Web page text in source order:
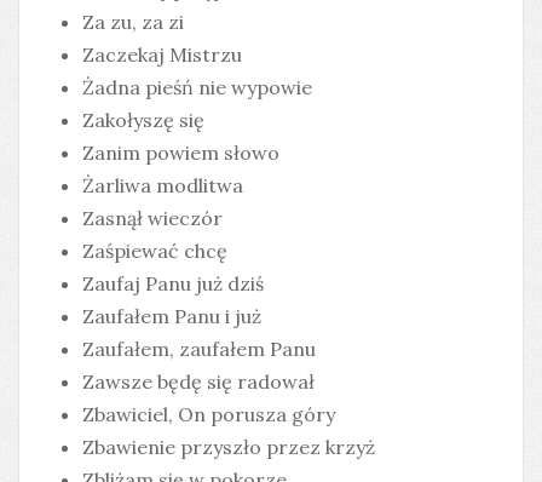
Za zu, za zi
Zaczekaj Mistrzu
Żadna pieśń nie wypowie
Zakołyszę się
Zanim powiem słowo
Żarliwa modlitwa
Zasnął wieczór
Zaśpiewać chcę
Zaufaj Panu już dziś
Zaufałem Panu i już
Zaufałem, zaufałem Panu
Zawsze będę się radował
Zbawiciel, On porusza góry
Zbawienie przyszło przez krzyż